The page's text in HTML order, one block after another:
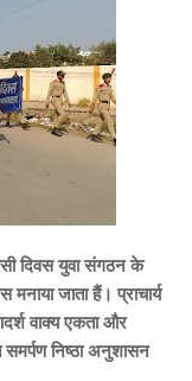
दिवस युवा संगठन के
जाता हैं। प्राचार्य
वाक्य एकता और
निष्ठा अनुशासन